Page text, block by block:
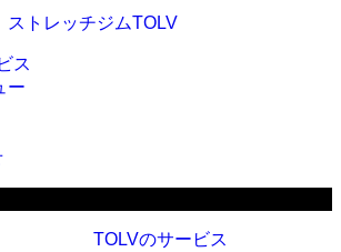
ストレッチジムTOLV
ス
ー
TOLVのサービス